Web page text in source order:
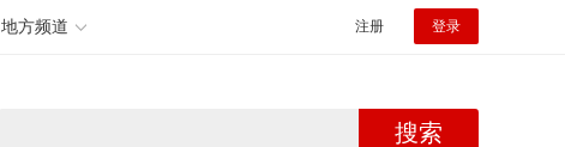
地方频道 注册 登录
搜索